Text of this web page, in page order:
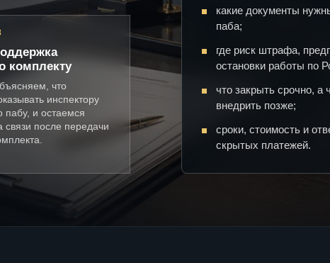
комплекту
что
инспектору
пабу, и остаемся
связи после передачи
какие документы
паба;
где риск штрафа,
остановки работы по
что закрыть срочно, а
внедрить позже;
сроки, стоимость и
скрытых платежей.